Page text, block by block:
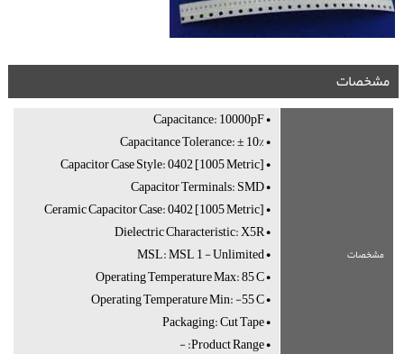
مشخصات
• Capacitance: 10000pF
• Capacitance Tolerance: ± 10%
• Capacitor Case Style: 0402 [1005 Metric]
• Capacitor Terminals: SMD
• Ceramic Capacitor Case: 0402 [1005 Metric]
• Dielectric Characteristic: X5R
• MSL: MSL 1 - Unlimited
• Operating Temperature Max: 85°C
• Operating Temperature Min: -55°C
• Packaging: Cut Tape
• Product Range: -
مشخصات